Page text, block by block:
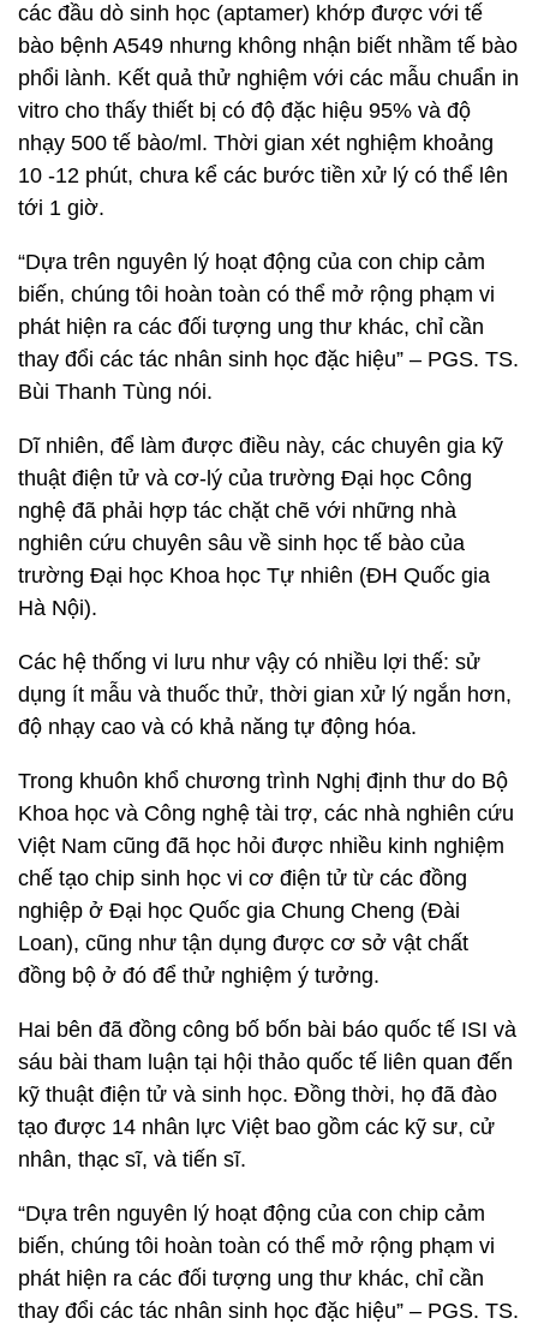
các đầu dò sinh học (aptamer) khớp được với tế
bào bệnh A549 nhưng không nhận biết nhầm tế bào
phổi lành. Kết quả thử nghiệm với các mẫu chuẩn in
vitro cho thấy thiết bị có độ đặc hiệu 95% và độ
nhạy 500 tế bào/ml. Thời gian xét nghiệm khoảng
10 -12 phút, chưa kể các bước tiền xử lý có thể lên
tới 1 giờ.
“Dựa trên nguyên lý hoạt động của con chip cảm
biến, chúng tôi hoàn toàn có thể mở rộng phạm vi
phát hiện ra các đối tượng ung thư khác, chỉ cần
thay đổi các tác nhân sinh học đặc hiệu” – PGS. TS.
Bùi Thanh Tùng nói.
Dĩ nhiên, để làm được điều này, các chuyên gia kỹ
thuật điện tử và cơ-lý của trường Đại học Công
nghệ đã phải hợp tác chặt chẽ với những nhà
nghiên cứu chuyên sâu về sinh học tế bào của
trường Đại học Khoa học Tự nhiên (ĐH Quốc gia
Hà Nội).
Các hệ thống vi lưu như vậy có nhiều lợi thế: sử
dụng ít mẫu và thuốc thử, thời gian xử lý ngắn hơn,
độ nhạy cao và có khả năng tự động hóa.
Trong khuôn khổ chương trình Nghị định thư do Bộ
Khoa học và Công nghệ tài trợ, các nhà nghiên cứu
Việt Nam cũng đã học hỏi được nhiều kinh nghiệm
chế tạo chip sinh học vi cơ điện tử từ các đồng
nghiệp ở Đại học Quốc gia Chung Cheng (Đài
Loan), cũng như tận dụng được cơ sở vật chất
đồng bộ ở đó để thử nghiệm ý tưởng.
Hai bên đã đồng công bố bốn bài báo quốc tế ISI và
sáu bài tham luận tại hội thảo quốc tế liên quan đến
kỹ thuật điện tử và sinh học. Đồng thời, họ đã đào
tạo được 14 nhân lực Việt bao gồm các kỹ sư, cử
nhân, thạc sĩ, và tiến sĩ.
“Dựa trên nguyên lý hoạt động của con chip cảm
biến, chúng tôi hoàn toàn có thể mở rộng phạm vi
phát hiện ra các đối tượng ung thư khác, chỉ cần
thay đổi các tác nhân sinh học đặc hiệu” – PGS. TS.